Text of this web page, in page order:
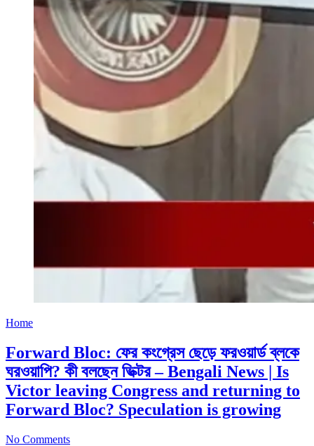
Home
Forward Bloc: ফের কংগ্রেস ছেড়ে ফরওয়ার্ড ব্লকে
ঘরওয়াপি? কী বলছেন ভিক্টর – Bengali News | Is
Victor leaving Congress and returning to
Forward Bloc? Speculation is growing
No Comments